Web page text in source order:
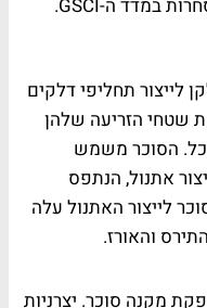
לייצור תחליפי דלקים
שטחי הזריעה שלהן
הסוכר משמש
אתנול, הנתפס
לייצור האתנול עלה
מקנה סוכר. יצרניות